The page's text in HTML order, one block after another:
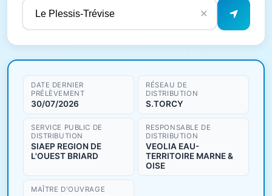
✕
Résultats de qualité de l'eau
DATE DERNIER
PRÉLÈVEMENT
30/07/2026
RÉSEAU DE
DISTRIBUTION
S.TORCY
SERVICE PUBLIC DE
DISTRIBUTION
SIAEP REGION DE
L'OUEST BRIARD
RESPONSABLE DE
DISTRIBUTION
VEOLIA EAU-
TERRITOIRE MARNE &
OISE
MAÎTRE D'OUVRAGE